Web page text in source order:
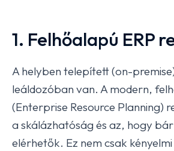
1. Felhőalapú ERP
A helyben telepített (on-
leáldozóban van. A modern,
(Enterprise Resource Planning)
a skálázhatóság és az, hogy
elérhetők. Ez nem csak